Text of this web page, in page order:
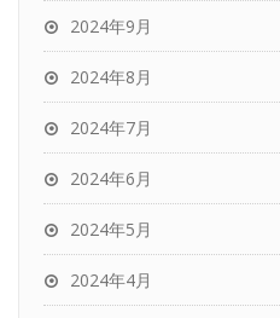
2024年9月
2024年8月
2024年7月
2024年6月
2024年5月
2024年4月